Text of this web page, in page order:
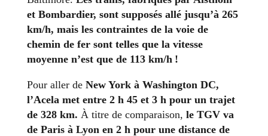
et Bombardier, sont supposés allé jusqu’à 265
km/h, mais les contraintes de la voie de
chemin de fer sont telles que la vitesse
moyenne n’est que de 113 km/h !
Pour aller de New York à Washington DC,
l’Acela met entre 2 h 45 et 3 h pour un trajet
de 328 km. À titre de comparaison, le TGV va
de Paris à Lyon en 2 h pour une distance de